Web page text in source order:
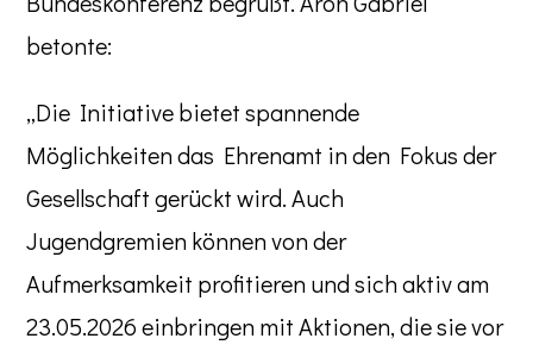
betonte:
„Die Initiative bietet spannende
Möglichkeiten das Ehrenamt in den Fokus der
Gesellschaft gerückt wird. Auch
Jugendgremien können von der
Aufmerksamkeit profitieren und sich aktiv am
23.05.2026 einbringen mit Aktionen, die sie vor